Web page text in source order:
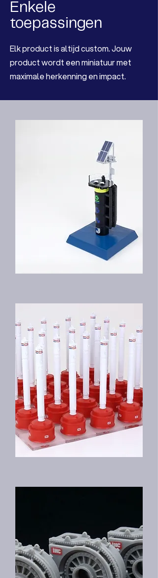
Enkele
toepassingen
Elk product is altijd custom. Jouw
product wordt een miniatuur met
maximale herkenning en impact.